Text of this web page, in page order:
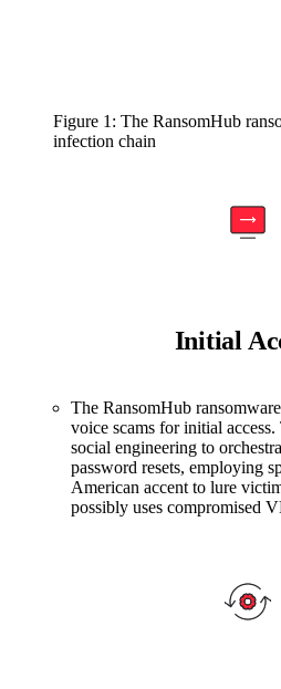
Figure 1: The RansomHub
infection chain
Initial
The RansomHub
voice scams for initial
social engineering to
password resets, employing
American accent to lure
possibly uses compromised